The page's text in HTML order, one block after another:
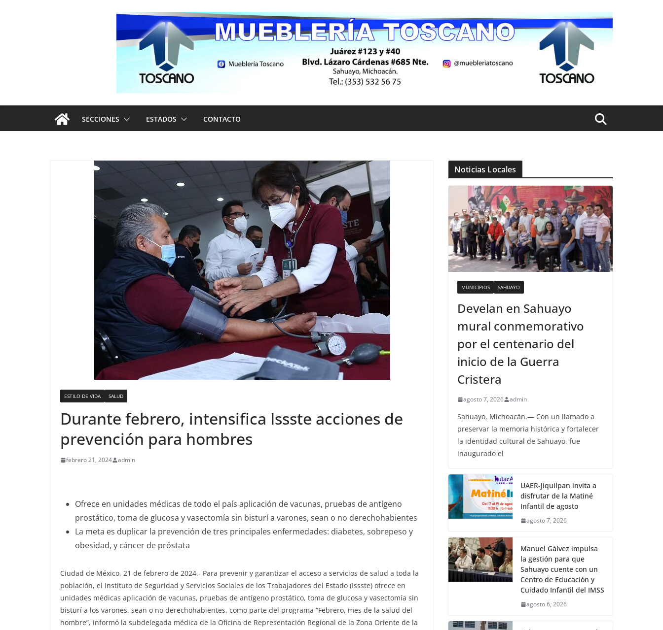
SECCIONES ESTADOS CONTACTO
ESTILO DE VIDA SALUD
Durante febrero, intensifica Issste acciones de
prevención para hombres
febrero 21, 2024 admin
Ofrece en unidades médicas de todo el país aplicación de vacunas, pruebas de antígeno
prostático, toma de glucosa y vasectomía sin bisturí a varones, sean o no derechohabientes
La meta es duplicar la prevención de tres principales enfermedades: diabetes, sobrepeso y
obesidad, y cáncer de próstata
Ciudad de México, 21 de febrero de 2024.- Para prevenir y garantizar el acceso a servicios de salud a toda la
población, el Instituto de Seguridad y Servicios Sociales de los Trabajadores del Estado (Issste) ofrece en
unidades médicas aplicación de vacunas, pruebas de antígeno prostático, toma de glucosa y vasectomía sin
bisturí a los varones, sean o no derechohabientes, como parte del programa “Febrero, mes de la salud del
hombre”, informó la subdelegada médica de la Oficina de Representación Regional de la Zona Oriente de la
Noticias Locales
MUNICIPIOS SAHUAYO
Develan en Sahuayo
mural conmemorativo
por el centenario del
inicio de la Guerra
Cristera
agosto 7, 2026 admin
Sahuayo, Michoacán.— Con un llamado a
preservar la memoria histórica y fortalecer
la identidad cultural de Sahuayo, fue
inaugurado el
UAER-Jiquilpan invita a
disfrutar de la Matiné
Infantil de agosto
agosto 7, 2026
Manuel Gálvez impulsa
la gestión para que
Sahuayo cuente con un
Centro de Educación y
Cuidado Infantil del IMSS
agosto 6, 2026